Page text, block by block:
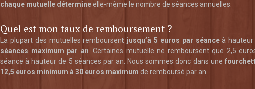
chaque mutuelle détermineelle-même le nombre de séances annuelles.
Quel est mon taux de remboursement ?
La plupart des mutuelles remboursent jusqu’à 5 euros par séanceà hauteur
séances maximum par an . Certaines mutuelle ne remboursent que 2,5
séance à hauteur de 5 séances par an. Nous sommes donc dans une
12,5 euros minimum à 30 euros maximum de remboursé par an.